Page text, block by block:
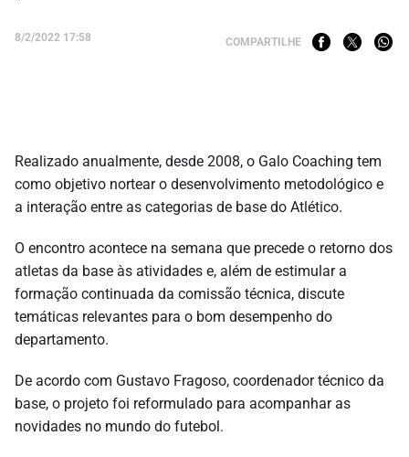
8/2/2022 17:58 COMPARTILHE
Realizado anualmente, desde 2008, o Galo Coaching tem
como objetivo nortear o desenvolvimento metodológico e
a interação entre as categorias de base do Atlético.
O encontro acontece na semana que precede o retorno dos
atletas da base às atividades e, além de estimular a
formação continuada da comissão técnica, discute
temáticas relevantes para o bom desempenho do
departamento.
De acordo com Gustavo Fragoso, coordenador técnico da
base, o projeto foi reformulado para acompanhar as
novidades no mundo do futebol.